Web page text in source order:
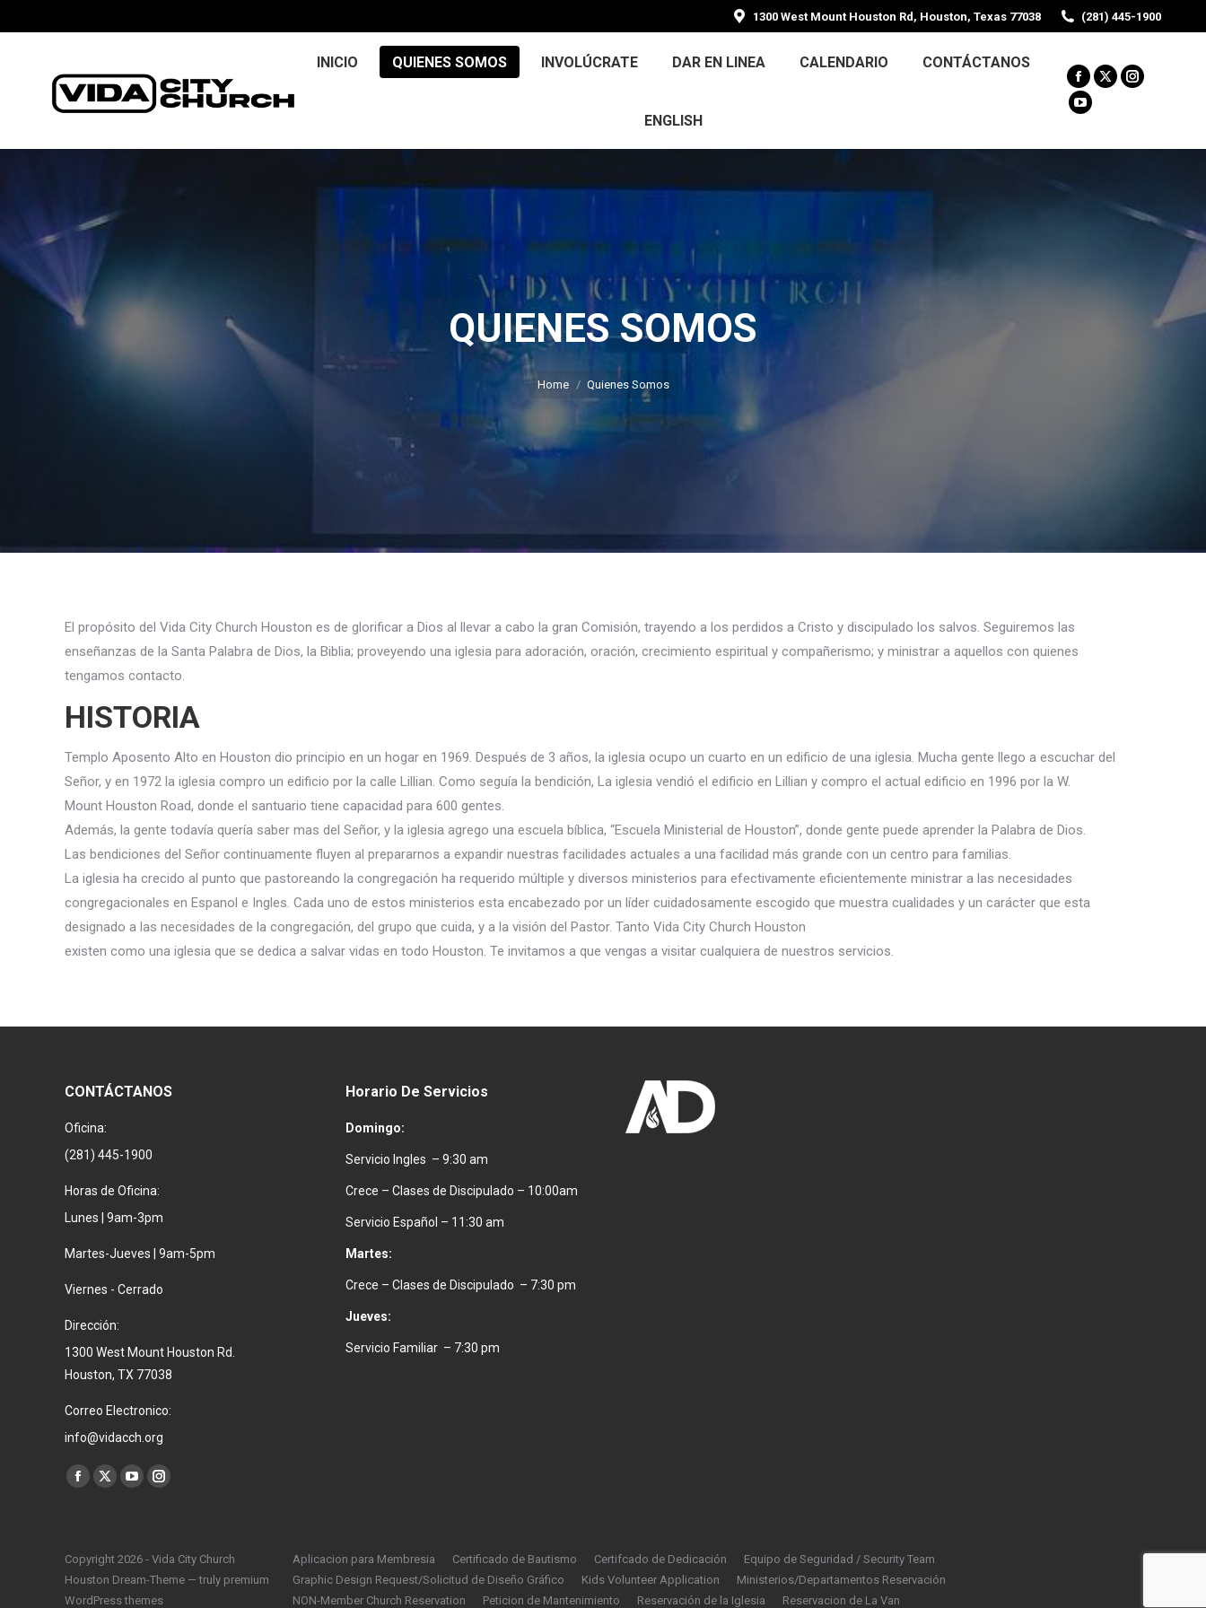
1300 West Mount Houston Rd, Houston, Texas 77038 (281) 445-1900
INICIO QUIENES SOMOS INVOLÚCRATE DAR EN LINEA CALENDARIO CONTÁCTANOS
ENGLISH
QUIENES SOMOS
Home Quienes Somos
El propósito del Vida City Church Houston es de glorificar a Dios al llevar a cabo la gran Comisión, trayendo a los perdidos a Cristo y discipulado los salvos. Seguiremos las
enseñanzas de la Santa Palabra de Dios, la Biblia; proveyendo una iglesia para adoración, oración, crecimiento espiritual y compañerismo; y ministrar a aquellos con quienes
tengamos contacto.
HISTORIA
Templo Aposento Alto en Houston dio principio en un hogar en 1969. Después de 3 años, la iglesia ocupo un cuarto en un edificio de una iglesia. Mucha gente llego a escuchar del
Señor, y en 1972 la iglesia compro un edificio por la calle Lillian. Como seguía la bendición, La iglesia vendió el edificio en Lillian y compro el actual edificio en 1996 por la W.
Mount Houston Road, donde el santuario tiene capacidad para 600 gentes.
Además, la gente todavía quería saber mas del Señor, y la iglesia agrego una escuela bíblica, “Escuela Ministerial de Houston”, donde gente puede aprender la Palabra de Dios.
Las bendiciones del Señor continuamente fluyen al prepararnos a expandir nuestras facilidades actuales a una facilidad más grande con un centro para familias.
La iglesia ha crecido al punto que pastoreando la congregación ha requerido múltiple y diversos ministerios para efectivamente eficientemente ministrar a las necesidades
congregacionales en Espanol e Ingles. Cada uno de estos ministerios esta encabezado por un líder cuidadosamente escogido que muestra cualidades y un carácter que esta
designado a las necesidades de la congregación, del grupo que cuida, y a la visión del Pastor. Tanto Vida City Church Houston
existen como una iglesia que se dedica a salvar vidas en todo Houston. Te invitamos a que vengas a visitar cualquiera de nuestros servicios.
CONTÁCTANOS
Oficina:
(281) 445-1900
Horas de Oficina:
Lunes | 9am-3pm
Martes-Jueves | 9am-5pm
Viernes - Cerrado
Dirección:
1300 West Mount Houston Rd.
Houston, TX 77038
Correo Electronico:
info@vidacch.org
Find us on:
Horario De Servicios
Domingo:
Servicio Ingles – 9:30 am
Crece – Clases de Discipulado – 10:00am
Servicio Español – 11:30 am
Martes:
Crece – Clases de Discipulado – 7:30 pm
Jueves:
Servicio Familiar – 7:30 pm
Copyright 2026 - Vida City Church
Houston Dream-Theme — truly premium
WordPress themes
Aplicacion para Membresia Certificado de Bautismo Certifcado de Dedicación
Equipo de Seguridad / Security Team
Graphic Design Request/Solicitud de Diseño Gráfico
Kids Volunteer Application
Ministerios/Departamentos Reservación
NON-Member Church Reservation
Peticion de Mantenimiento Reservación de la Iglesia Reservacion de La Van